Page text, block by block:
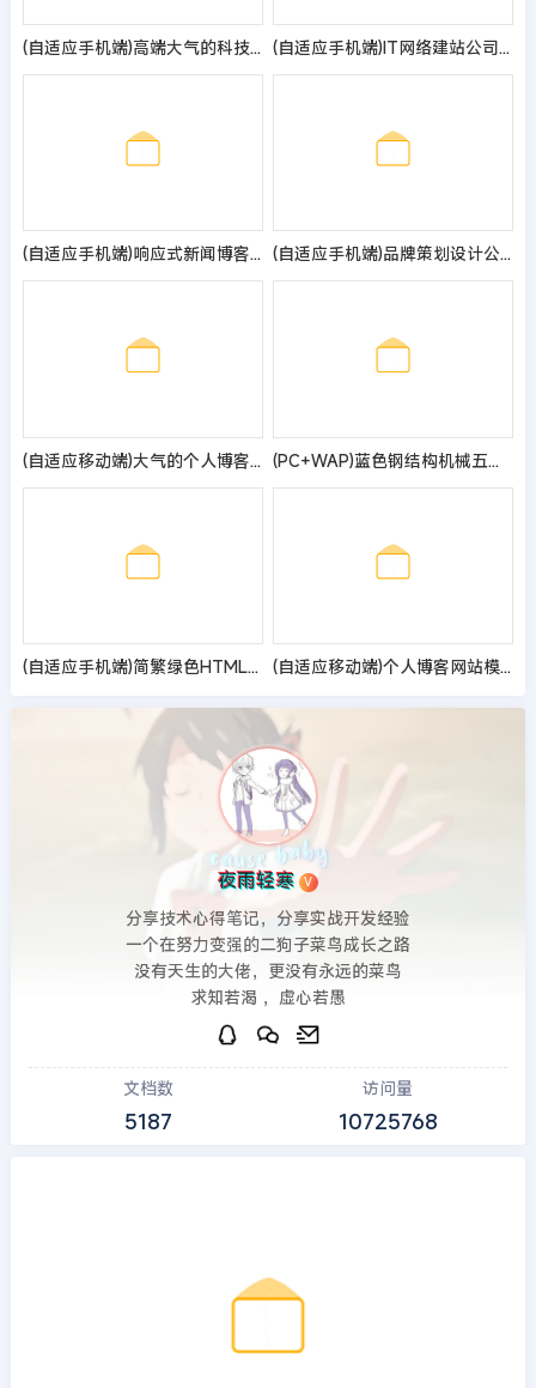
(自适应手机端)高端大气的科技类pbootcms网站模板 带三级栏目、下载和招聘功能 (自适应手机端)IT网络建站公司pbootcms模板 互联网营销企业网站源码
(自适应手机端)响应式新闻博客知识类pbootcms网站模板 自媒体运营博客网站源码 (自适应手机端)品牌策划设计公司pbootcms网站模板 网络设计公司网站源码
(自适应移动端)大气的个人博客作品pbootcms网站模板 博客主题作品展示网站源码 (PC+WAP)蓝色钢结构机械五金网站pbootcms模板 营销型工程建筑基建网站源码
(自适应手机端)简繁绿色HTML5响应式环保设备pbootcms模板 环保科技公司网站源码 (自适应移动端)个人博客网站模板 新闻资讯文章类网站源码
夜雨轻寒 V
分享技术心得笔记，分享实战开发经验
一个在努力变强的二狗子菜鸟成长之路
没有天生的大佬，更没有永远的菜鸟
求知若渴 ，虚心若愚
文档数
5187
访问量
10725768